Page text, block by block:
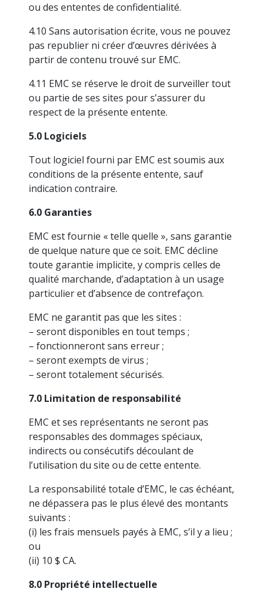
ou des ententes de confidentialité.
4.10 Sans autorisation écrite, vous ne pouvez
pas republier ni créer d’œuvres dérivées à
partir de contenu trouvé sur EMC.
4.11 EMC se réserve le droit de surveiller tout
ou partie de ses sites pour s’assurer du
respect de la présente entente.
5.0 Logiciels
Tout logiciel fourni par EMC est soumis aux
conditions de la présente entente, sauf
indication contraire.
6.0 Garanties
EMC est fournie « telle quelle », sans garantie
de quelque nature que ce soit. EMC décline
toute garantie implicite, y compris celles de
qualité marchande, d’adaptation à un usage
particulier et d’absence de contrefaçon.
EMC ne garantit pas que les sites :
– seront disponibles en tout temps ;
– fonctionneront sans erreur ;
– seront exempts de virus ;
– seront totalement sécurisés.
7.0 Limitation de responsabilité
EMC et ses représentants ne seront pas
responsables des dommages spéciaux,
indirects ou consécutifs découlant de
l’utilisation du site ou de cette entente.
La responsabilité totale d’EMC, le cas échéant,
ne dépassera pas le plus élevé des montants
suivants :
(i) les frais mensuels payés à EMC, s’il y a lieu ;
ou
(ii) 10 $ CA.
8.0 Propriété intellectuelle